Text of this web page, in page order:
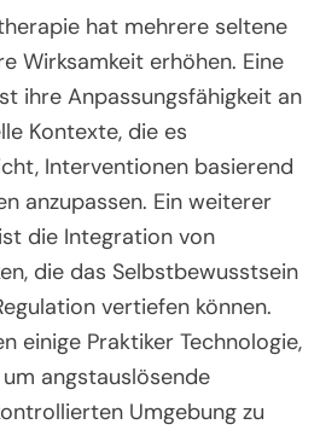
hat mehrere seltene
Wirksamkeit erhöhen. Eine
ihre Anpassungsfähigkeit an
Kontexte, die es
Interventionen basierend
anzupassen. Ein weiterer
die Integration von
die das Selbstbewusstsein
vertiefen können.
einige Praktiker Technologie,
angstauslösende
Umgebung zu